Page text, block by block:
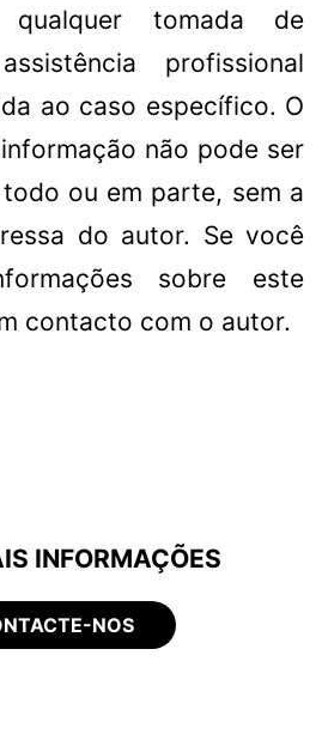
qualquer tomada de
profissional
ao caso específico. O
não pode ser
ou em parte, sem a
do autor. Se você
sobre este
contacto com o autor.
INFORMAÇÕES
NOS